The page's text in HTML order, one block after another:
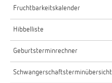
Fruchtbarkeitskalender
Hibbelliste
Geburtsterminrechner
Schwangerschaftsterminübersicht